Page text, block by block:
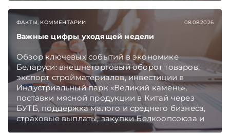
как изменились правила игры в текущем году.
Подписывайтесь на Telegram‑канал и Viber.
Главное об экономике Беларуси — раньше,
чем в новостях TelegramViber
ФАКТЫ, КОММЕНТАРИИ 08.08.2026
Важные цифры уходящей недели
Обзор ключевых событий в экономике
Беларуси: внешнеторговый оборот товаров,
экспорт стройматериалов, инвестиции в
Индустриальный парк «Великий камень»,
поставки мясной продукции в Китай через
БУТБ, поддержка малого и среднего бизнеса,
страховые выплаты, закупки Белкоопсоюза и
рост продаж новых автомобилей.